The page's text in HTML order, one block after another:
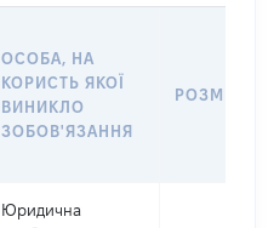
ОСОБА, НА
КОРИСТЬ ЯКОЇ
ВИНИКЛО
ЗОБОВ'ЯЗАННЯ
РОЗМІР
Юридична